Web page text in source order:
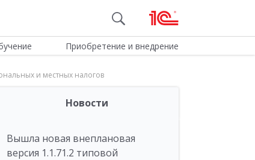
Приобретение и внедрение
и местных налогов
Новости
Вышла новая внеплановая
версия 1.1.71.2 типовой